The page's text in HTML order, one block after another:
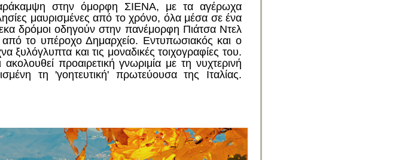
στην όμορφη ΣΙΕΝΑ, με τα αγέρωχα
μαυρισμένες από το χρόνο, όλα μέσα σε ένα
δρόμοι οδηγούν στην πανέμορφη Πιάτσα Ντελ
το υπέροχο Δημαρχείο. Εντυπωσιακός και ο
ξυλόγλυπτα και τις μοναδικές τοιχογραφίες του.
προαιρετική γνωριμία με τη νυχτερινή
τη 'γοητευτική' πρωτεύουσα της Ιταλίας.